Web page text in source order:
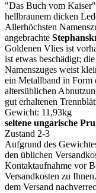
"Das Buch vom
hellbraunem dicken
Allerhöchsten
angebrachte
Goldenen Vlies ist
ist etwas beschädigt;
Namenszuges weist
ein Metallband in Form
altersüblichen
gut erhaltenen
Gewicht: 11,93kg
seltene ungarische
Zustand 2-3
Aufgrund des
den üblichen
Kontaktaufnahme vor
Versandkosten zu
dem Versand